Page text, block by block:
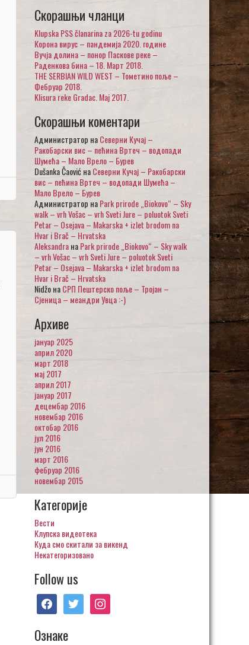
Скорашњи чланци
Klupska PSS članarina za 2026-tu godinu
Корона вирус – пандемија 2020. године
Вучја долина – понор Паскове реке –
Раденкова бина – 18. Март 2018.
THE SERBIAN WILD WEST – Тометино поље –
Фебруар 2018.
Klisura reke Gradac. Maj 2017.
Скорашњи коментари
Администратор наСеверни Кучај –
Ракобарски вис – пећина Вртеч – водопади
Шумећа – Мало Врело – Бурев
Dušanka ČaovićнаСеверни Кучај – Ракобарски
вис – пећина Вртеч – водопади Шумећа –
Мало Врело – Бурев
Администратор наPark prirode „Biokovo“ – Sky
walk – vrh Vošac – vrh Sveti Jure – poluotok Sveti
Petar – Osejava – Makarska + izlet brodom na
Hvar i Brač – Hrvatska
AleksandraнаPark prirode „Biokovo“ – Sky walk
– vrh Vošac – vrh Sveti Jure – poluotok Sveti
Petar – Osejava – Makarska + izlet brodom na
Hvar i Brač – Hrvatska
NidžoнаСРП Пештерско поље – Тројан –
Сјеница – меандри Увца :-)
Архиве
јануар 2025
април 2020
март 2018
мај 2017
април 2017
јануар 2017
децембар 2016
новембар 2016
октобар 2016
јул 2016
јун 2016
март 2016
фебруар 2016
новембар 2015
Категорије
Вести
Клупска видеотека
Куда смо скитали за викенд
Некатегоризовано
Follow us
facebooktwitter instagram
Ознаке